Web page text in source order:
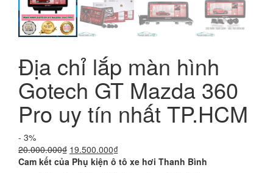
Địa chỉ lắp màn hình
Gotech GT Mazda 360
Pro uy tín nhất TP.HCM
- 3%
20.000.000₫ Giá
gốc
19.500.000₫Giá
hiện
Cam kết của Phụ kiện ô tô xe hơi Thanh Bình